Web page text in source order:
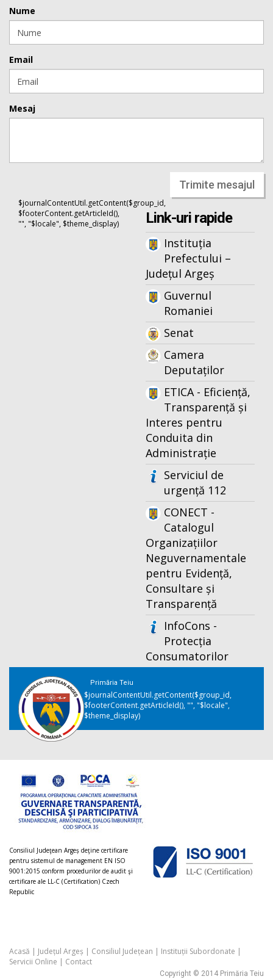
Nume
Email
Mesaj
Trimite mesajul
$journalContentUtil.getContent($group_id,
$footerContent.getArticleId(),
"", "$locale", $theme_display)
Link-uri rapide
Instituția
Prefectului –
Județul Argeș
Guvernul
Romaniei
Senat
Camera
Deputaților
ETICA - Eficiență,
Transparență și
Interes pentru
Conduita din
Administrație
Serviciul de
urgență 112
CONECT -
Catalogul
Organizațiilor
Neguvernamentale
pentru Evidență,
Consultare și
Transparență
InfoCons -
Protecția
Consumatorilor
Primăria Teiu
$journalContentUtil.getContent($group_id,
$footerContent.getArticleId(), "", "$locale",
$theme_display)
Consiliul Judeţean Argeș deţine certificare
pentru sistemul de management EN ISO
9001:2015 conform procedurilor de audit şi
certificare ale LL-C (Certification) Czech
Republic
Acasă | Județul Argeș | Consiliul Județean | Instituții Subordonate |
Servicii Online | Contact
Copyright © 2014 Primăria Teiu